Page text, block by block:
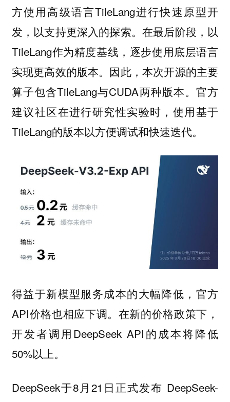
方使用高级语言TileLang进行快速原型开
发，以支持更深入的探索。在最后阶段，以
TileLang作为精度基线，逐步使用底层语言
实现更高效的版本。因此，本次开源的主要
算子包含TileLang与CUDA两种版本。官方
建议社区在进行研究性实验时，使用基于
TileLang的版本以方便调试和快速迭代。
得益于新模型服务成本的大幅降低，官方
API价格也相应下调。在新的价格政策下，
开发者调用DeepSeek API的成本将降低
50%以上。
DeepSeek于8月21日正式发布 DeepSeek-